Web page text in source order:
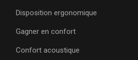
Disposition ergonomique
Gagner en confort
Confort acoustique